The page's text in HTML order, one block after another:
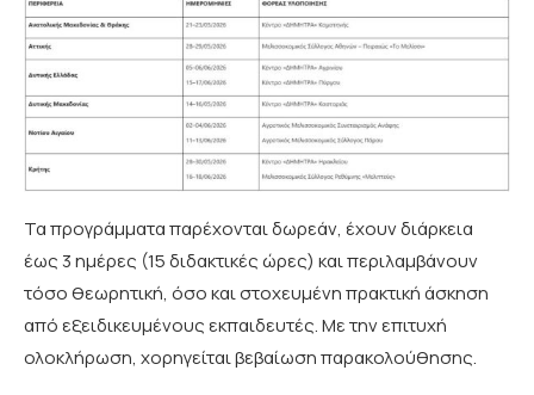
Τα προγράμματα παρέχονται δωρεάν, έχουν διάρκεια
έως 3 ημέρες (15 διδακτικές ώρες) και περιλαμβάνουν
τόσο θεωρητική, όσο και στοχευμένη πρακτική άσκηση
από εξειδικευμένους εκπαιδευτές. Με την επιτυχή
ολοκλήρωση, χορηγείται βεβαίωση παρακολούθησης.